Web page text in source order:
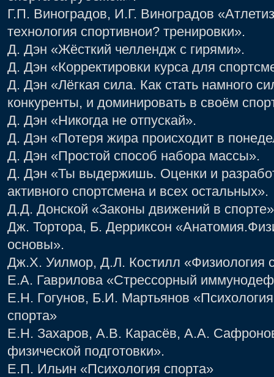
Г.П. Виноградов, И.Г. Виноградов
технология спортивнои? тренировки».
Д. Дэн «Жёсткий челлендж с гирями».
Д. Дэн «Корректировки курса для
Д. Дэн «Лёгкая сила. Как стать намного
конкуренты, и доминировать в своём
Д. Дэн «Никогда не отпускай».
Д. Дэн «Потеря жира происходит в
Д. Дэн «Простой способ набора массы».
Д. Дэн «Ты выдержишь. Оценки и
активного спортсмена и всех остальных».
Д.Д. Донской «Законы движений в
Дж. Тортора, Б. Дерриксон
основы».
Дж.Х. Уилмор, Д.Л. Костилл «Физиология
Е.А. Гаврилова «Стрессорный
Е.Н. Гогунов, Б.И. Мартьянов
спорта»
Е.Н. Захаров, А.В. Карасёв, А.А.
физической подготовки».
Е.П. Ильин «Психология спорта»